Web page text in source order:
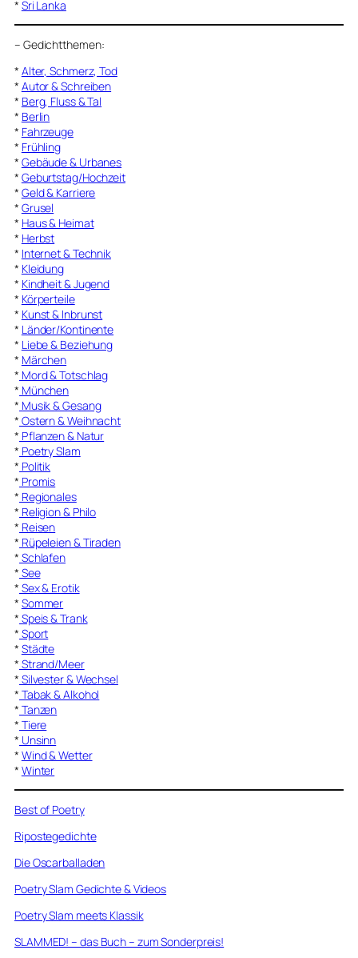
* Sri Lanka
– Gedichtthemen:
* Alter, Schmerz, Tod
* Autor & Schreiben
* Berg, Fluss & Tal
* Berlin
* Fahrzeuge
* Frühling
* Gebäude & Urbanes
* Geburtstag/Hochzeit
* Geld & Karriere
* Grusel
* Haus & Heimat
* Herbst
* Internet & Technik
* Kleidung
* Kindheit & Jugend
* Körperteile
* Kunst & Inbrunst
* Länder/Kontinente
* Liebe & Beziehung
* Märchen
* Mord & Totschlag
* München
* Musik & Gesang
* Ostern & Weihnacht
* Pflanzen & Natur
* Poetry Slam
* Politik
* Promis
* Regionales
* Religion & Philo
* Reisen
* Rüpeleien & Tiraden
* Schlafen
* See
* Sex & Erotik
* Sommer
* Speis & Trank
* Sport
* Städte
* Strand/Meer
* Silvester & Wechsel
* Tabak & Alkohol
* Tanzen
* Tiere
* Unsinn
* Wind & Wetter
* Winter
Best of Poetry
Ripostegedichte
Die Oscarballaden
Poetry Slam Gedichte & Videos
Poetry Slam meets Klassik
SLAMMED! – das Buch – zum Sonderpreis!